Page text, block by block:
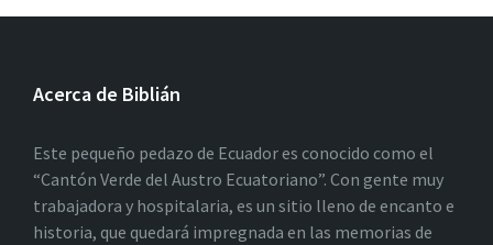
Acerca de Biblián
Este pequeño pedazo de Ecuador es conocido como el
“Cantón Verde del Austro Ecuatoriano”. Con gente muy
trabajadora y hospitalaria, es un sitio lleno de encanto e
historia, que quedará impregnada en las memorias de